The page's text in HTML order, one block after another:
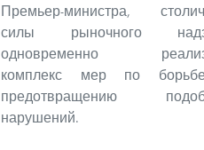
Премьер-министра,
силы рыночного
одновременно
комплекс мер по
предотвращению
нарушений.